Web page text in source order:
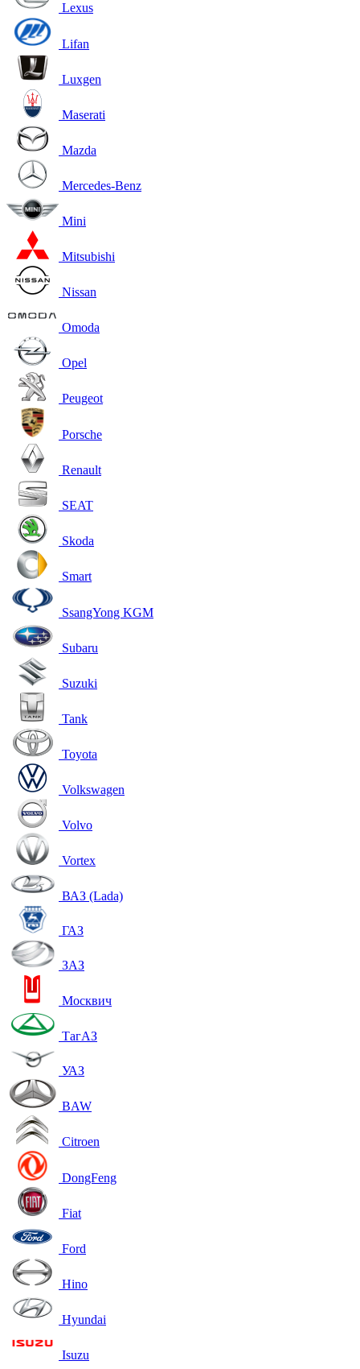
Lexus
Lifan
Luxgen
Maserati
Mazda
Mercedes-Benz
Mini
Mitsubishi
Nissan
Omoda
Opel
Peugeot
Porsche
Renault
SEAT
Skoda
Smart
SsangYong KGM
Subaru
Suzuki
Tank
Toyota
Volkswagen
Volvo
Vortex
ВАЗ (Lada)
ГАЗ
ЗАЗ
Москвич
ТагАЗ
УАЗ
BAW
Citroen
DongFeng
Fiat
Ford
Hino
Hyundai
Isuzu